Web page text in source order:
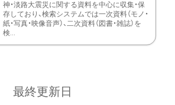
神・淡路大震災に関する資料を中心に収集・保
存しており、検索システムでは一次資料（モノ・
紙・写真・映像音声）、二次資料（図書・雑誌）を
検...
最終更新日